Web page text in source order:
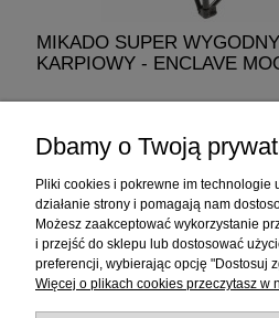
MIKADO SUPER
KARPIOWY - ENCLAVE
do
Sklep
Dbamy o Twoją
Pliki cookies i pokrewne im technologie
działanie strony i pomagają nam
Możesz zaakceptować wykorzystanie
i przejść do sklepu lub dostosować
preferencji, wybierając opcję "Dostosuj
Więcej o plikach cookies przeczytasz w